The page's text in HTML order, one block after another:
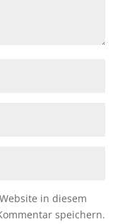
in diesem
speichern.